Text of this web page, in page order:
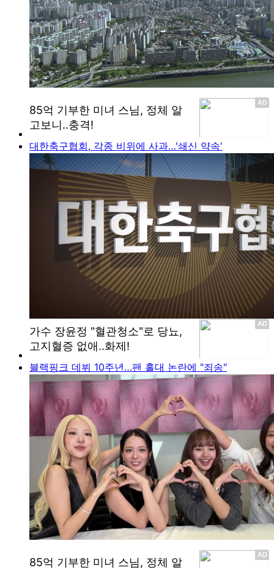
대한축구협회, 각종 비위에 사과…'쇄신 약속'
블랙핑크 데뷔 10주년…팬 홀대 논란에 "죄송"